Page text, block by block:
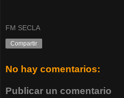
FM SECLA
Compartir
No hay comentarios:
Publicar un comentario